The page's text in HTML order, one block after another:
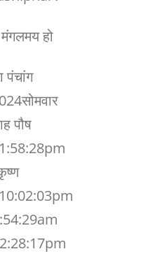
हो
पौष
10:02:03pm